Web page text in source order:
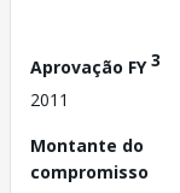
Aprovação FY3
2011
Montante do
compromisso